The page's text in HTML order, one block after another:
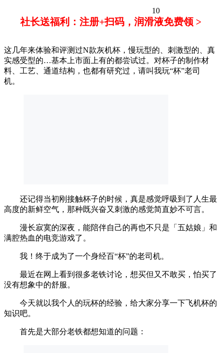
10
社长送福利：注册+扫码，润滑液免费领 >
这几年来体验和评测过N款灰机杯，慢玩型的、刺激型的、真
实感受型的…基本上市面上有的都尝试过。对杯子的制作材
料、工艺、通道结构，也都有研究过，请叫我玩“杯”老司
机。
还记得当初刚接触杯子的时候，真是感觉呼吸到了人生最
高度的新鲜空气，那种既兴奋又刺激的感觉简直妙不可言。
漫长寂寞的深夜，能陪伴自己的再也不只是「五姑娘」和
满腔热血的电竞游戏了。
我！终于成为了一个身经百“杯”的老司机。
最近在网上看到很多老铁讨论，想买但又不敢买，怕买了
没有想象中的舒服。
今天就以我个人的玩杯的经验，给大家分享一下飞机杯的
知识吧。
首先是大部分老铁都想知道的问题：